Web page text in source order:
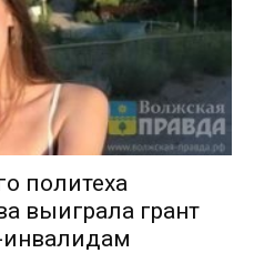
политеха
выиграла грант